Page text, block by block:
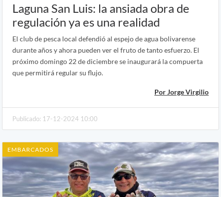
Laguna San Luis: la ansiada obra de
regulación ya es una realidad
El club de pesca local defendió al espejo de agua bolivarense
durante años y ahora pueden ver el fruto de tanto esfuerzo. El
próximo domingo 22 de diciembre se inaugurará la compuerta
que permitirá regular su flujo.
Por Jorge Virgilio
Publicado: 17-12-2024 10:00
EMBARCADOS